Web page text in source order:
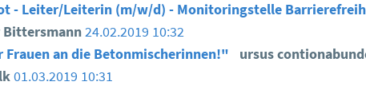
- Leiter/Leiterin (m/w/d) - Monitoringstelle
Bittersmann24.02.2019 10:32
Frauen an die Betonmischerinnen!" ursus
01.03.2019 10:31